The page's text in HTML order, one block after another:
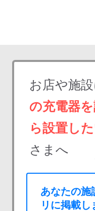
お店や施設
の充電器
ら設置し
さまへ
あなたの
リに掲載し